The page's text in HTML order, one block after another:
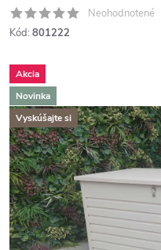
Neohodnotené
Kód: 801222
Akcia
Novinka
Vyskúšajte si